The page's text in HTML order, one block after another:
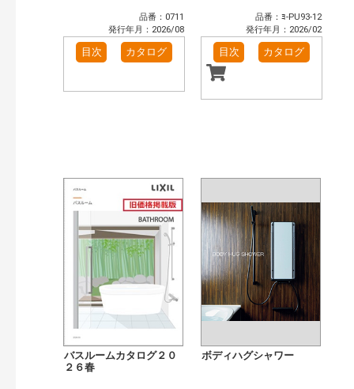
品番：0711
発行年月：2026/08
目次 カタログ
品番：ﾖ-PU93-12
発行年月：2026/02
目次 カタログ
バスルームカタログ２０
２６春
ボディハグシャワー